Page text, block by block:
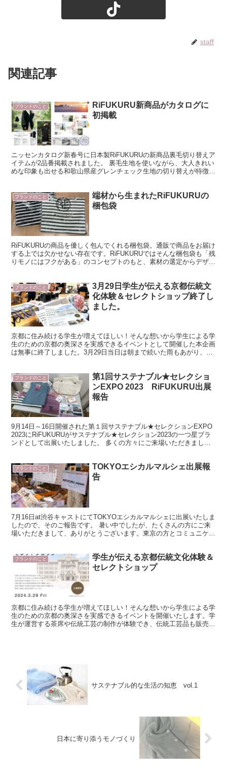
staff
関連記事
ブランドのこと
RiFUKURU新商品がカタログに
初掲載
ニッセンカタログ新春号に日本製RiFUKURUの新商品裏毛切り替えア
イテムが2品番掲載されました。 裏毛生地を使いながら、大人きれい
めな印象も出せる和歌山県産グレンチェック生地の切り替えが特徴的
ブランドのこと
端材から生まれたRiFUKURUの
梱包袋
RiFUKURUの商品を優しく包んでくれる梱包袋。通販で商品をお届け
する上では欠かせない存在です。RiFUKURUではそんな梱包袋も「残
りモノにはフクがある」のコンセプトのもと、素材の選定からデザイ
ブランドのこと
3月29日学生が伝える京都伝統文
化体験＆セレクトショップ終了し
ました。
京都に住み続ける学生が増えてほしい！そんな想いから学生による学
生のための京都の奥深さを実感できるイベントとして開催した本企画
は無事に終了しました。3月29日当日は朝まで続いた雨もあがり、ぬ
ブランドのこと
第1回サステナブル★セレクショ
ンEXPO 2023 RiFUKURU出展
報告
9月14日～16日開催された第１回サステナブル★セレクションEXPO
2023にRiFUKURUがサステナブル★セレクション2023の一つ星ブラ
ンドとして出展いたしました。 多くの方々にご来場いただきまし
ブランドのこと
TOKYOエシカルマルシェ出展報
告
7月16日at渋谷キャストにてTOKYOエシカルマルシェに出展いたしま
したので、そのご報告です。 暑い中でしたが、たくさんの方にご来
場いただきまして、ありがとうございます。東京の方とコミュニケー
ブランドのこと
学生が伝える京都伝統文化体験＆
セレクトショップ
京都に住み続ける学生が増えてほしい！そんな想いから学生による学
生のための京都の奥深さを実感できるイベントを開催いたします。学
生が運営する茶席や伝統工芸の制作が体験でき、伝統工芸品も販売も
サステナブル的な生活の知恵 vol.1
日本に寄り添うモノづくり